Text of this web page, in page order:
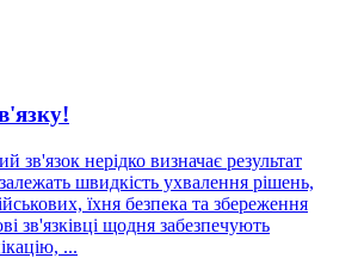
зв'язок нерідко визначає результат
швидкість ухвалення рішень,
їхня безпека та збереження
зв'язківці щодня забезпечують
...